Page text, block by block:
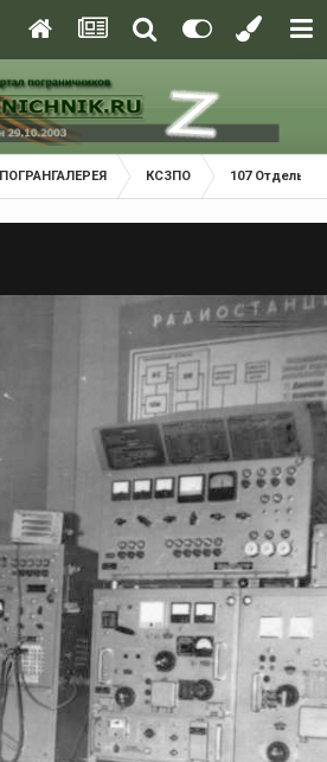
ПОГРАНГАЛЕРЕЯ КСЗПО 107